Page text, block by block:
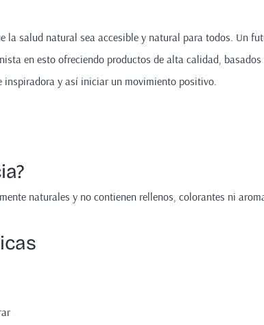
la salud natural sea accesible y natural para todos. Un
en esto ofreciendo productos de alta calidad,
inspiradora y así iniciar un movimiento positivo.
naturales y no contienen rellenos, colorantes ni